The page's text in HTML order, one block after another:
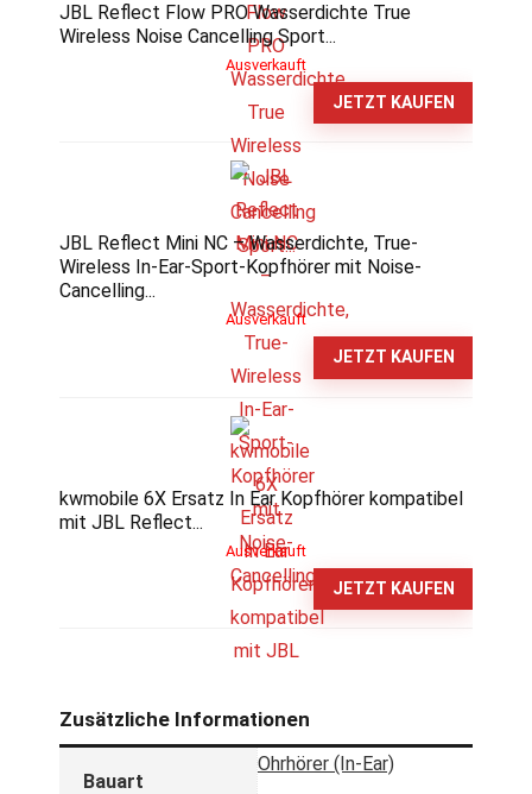
JBL Reflect Flow PRO Wasserdichte True
Wireless Noise Cancelling Sport...
Ausverkauft
JETZT KAUFEN
JBL Reflect Mini NC – Wasserdichte, True-
Wireless In-Ear-Sport-Kopfhörer mit Noise-
Cancelling...
Ausverkauft
JETZT KAUFEN
kwmobile 6X Ersatz In Ear Kopfhörer kompatibel
mit JBL Reflect...
Ausverkauft
JETZT KAUFEN
Zusätzliche Informationen
Bauart
Ohrhörer (In-Ear)